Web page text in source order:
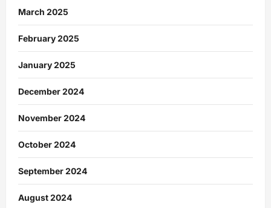
March 2025
February 2025
January 2025
December 2024
November 2024
October 2024
September 2024
August 2024